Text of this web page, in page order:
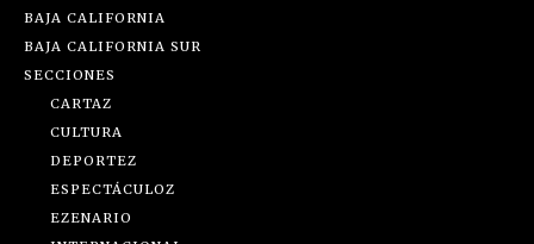
BAJA CALIFORNIA
BAJA CALIFORNIA SUR
SECCIONES
CARTAZ
CULTURA
DEPORTEZ
ESPECTÁCULOZ
EZENARIO